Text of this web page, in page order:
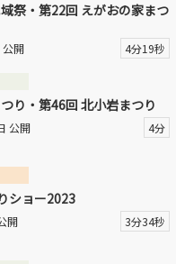
祭・第22回 えがおの家まつ
開 4分19秒
り・第46回 北小岩まつり
公開 4分
ショー2023
開 3分34秒